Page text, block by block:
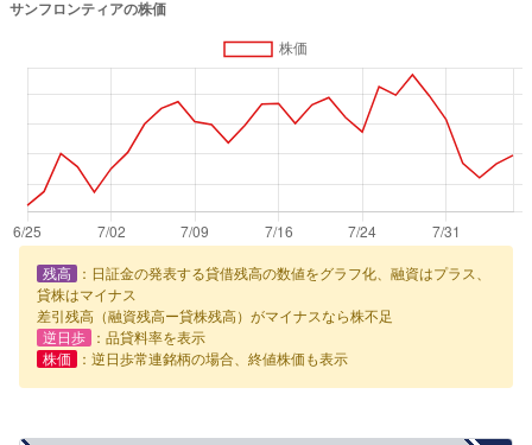
残高
：日証金の発表する貸借残高の数値をグラフ化、融資はプラス、
貸株はマイナス
差引残高（融資残高ー貸株残高）がマイナスなら株不足
逆日歩
：品貸料率を表示
株価
：逆日歩常連銘柄の場合、終値株価も表示